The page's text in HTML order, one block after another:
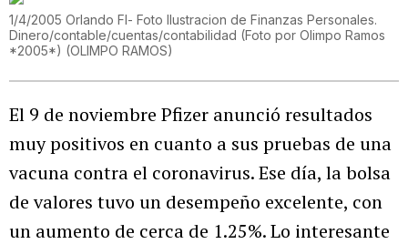
1/4/2005 Orlando Fl- Foto Ilustracion de Finanzas Personales.
Dinero/contable/cuentas/contabilidad (Foto por Olimpo Ramos
*2005*) (OLIMPO RAMOS)
El 9 de noviembre Pfizer anunció resultados
muy positivos en cuanto a sus pruebas de una
vacuna contra el coronavirus. Ese día, la bolsa
de valores tuvo un desempeño excelente, con
un aumento de cerca de 1.25%. Lo interesante